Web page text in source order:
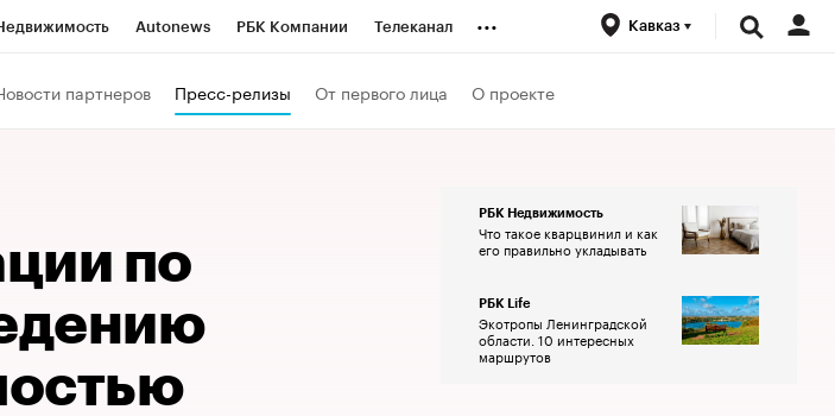
Autonews РБК Компании Телеканал ... Кавказ
партнеров Пресс-релизы От первого лица О проекте
по
РБК Недвижимость
Что такое кварцвинил и как
его правильно укладывать
РБК Life
Экотропы Ленинградской
области. 10 интересных
маршрутов